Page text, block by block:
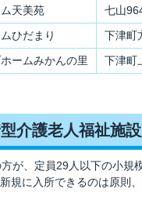
天美苑
七山
ひだまり
下津町
ームみかんの里
下津町
介護老人福祉施
が、定員29人以下の小規
規に入所できるのは原則